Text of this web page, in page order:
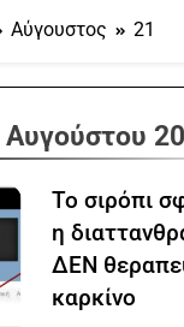
Αύγουστος 21
Το σιρόπι
η
ΔΕΝ
καρκίνο